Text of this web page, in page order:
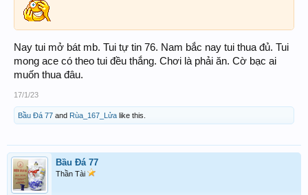
Nay tui mở bát mb. Tui tự tin 76. Nam bắc nay tui thua đủ. Tui
mong ace có theo tui đều thắng. Chơi là phải ăn. Cờ bạc ai
muốn thua đâu.
17/1/23
Bầu Đá 77 and Rùa_167_Lửa like this.
Bầu Đá 77
Thần Tài